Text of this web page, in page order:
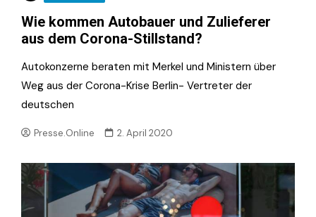
Wie kommen Autobauer und Zulieferer
aus dem Corona-Stillstand?
Autokonzerne beraten mit Merkel und Ministern über
Weg aus der Corona-Krise Berlin- Vertreter der
deutschen
Presse.Online 2. April 2020